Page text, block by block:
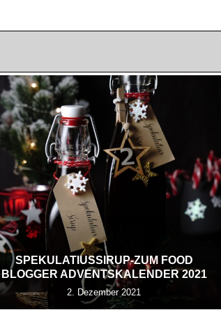
SPEKULATIUSSIRUP-ZUM FOOD
BLOGGER ADVENTSKALENDER 2021
2. Dezember 2021